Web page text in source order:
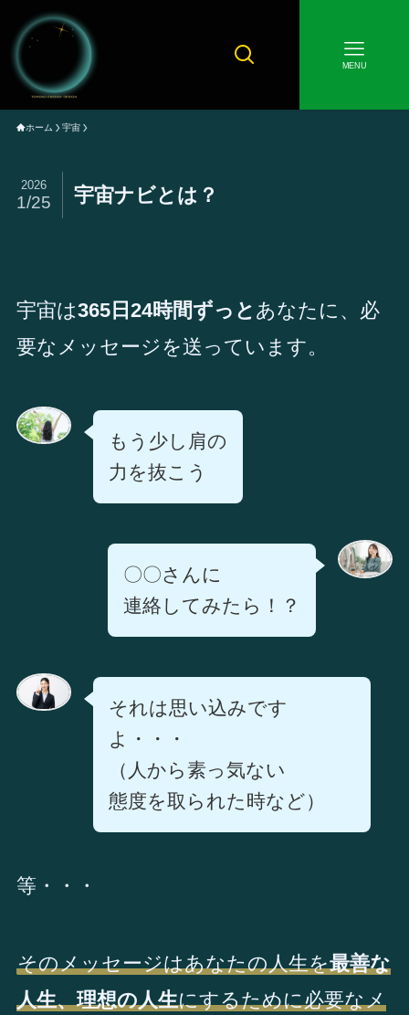
MENU
ホーム 宇宙
宇宙ナビとは？
2026
1/25
宇宙は365日24時間ずっと あなたに、必
要なメッセージを送っています。
もう少し肩の
力を抜こう
〇〇さんに
連絡してみたら！？
それは思い込みです
よ・・・
（人から素っ気ない
態度を取られた時など）
等・・・
そのメッセージはあなたの人生を最善な
人生、理想の人生にするために必要なメ